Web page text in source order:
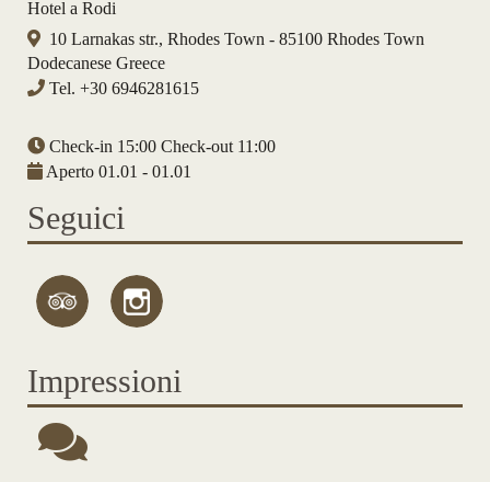
Hotel a Rodi
10 Larnakas str., Rhodes Town - 85100 Rhodes Town
Dodecanese Greece
Tel. +30 6946281615
Check-in 15:00 Check-out 11:00
Aperto 01.01 - 01.01
Seguici
Impressioni